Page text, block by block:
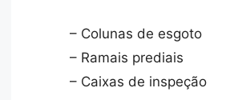
– Colunas de esgoto
– Ramais prediais
– Caixas de inspeção